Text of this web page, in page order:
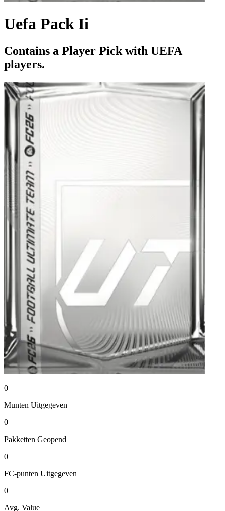
Uefa Pack Ii
Contains a Player Pick with UEFA
players.
0
Munten Uitgegeven
0
Pakketten Geopend
0
FC-punten Uitgegeven
0
Avg. Value